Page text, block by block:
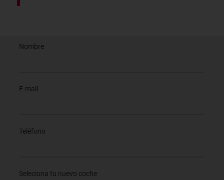
Nombre
E-mail
Teléfono
Seleciona tu nuevo coche